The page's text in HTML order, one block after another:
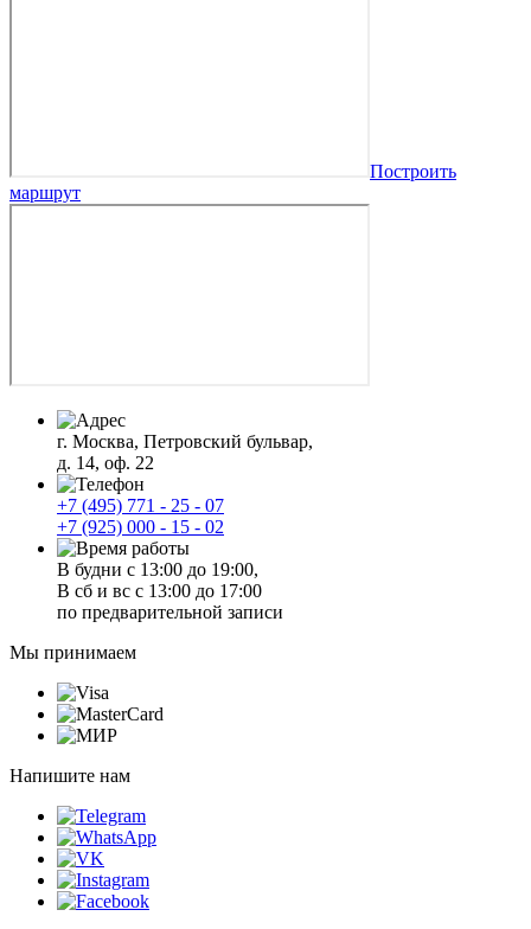
Построить
маршрут
г. Москва, Петровский бульвар,
д. 14, оф. 22
+7 (495) 771 - 25 - 07
+7 (925) 000 - 15 - 02
В будни с 13:00 до 19:00,
В сб и вс с 13:00 до 17:00
по предварительной записи
Мы принимаем
Напишите нам